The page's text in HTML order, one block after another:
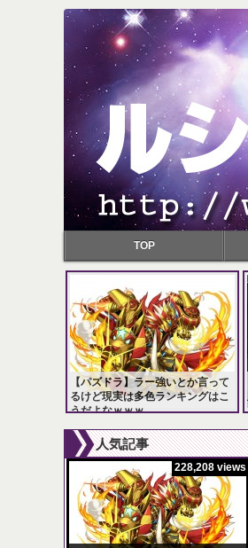
TOP
【パズドラ】ラー強いとか言って
るけど現実は多色ランキングはこ
うだよなｗｗｗ
228,208 views
人気記事
228,208 views